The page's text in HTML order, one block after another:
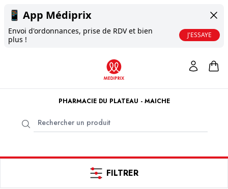
📱 App Médiprix
Envoi d'ordonnances, prise de RDV et bien
plus !
J'ESSAYE
PHARMACIE DU PLATEAU - MAICHE
FILTRER